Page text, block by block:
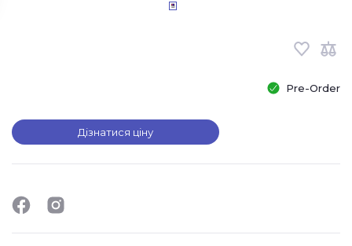
Pre-Order
Дізнатися ціну